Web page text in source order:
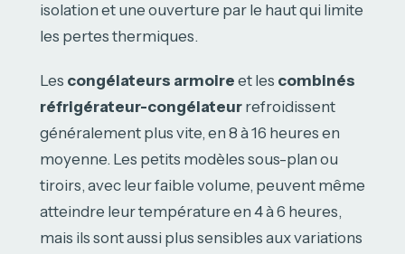
isolation et une ouverture par le haut qui limite
les pertes thermiques.
Les congélateurs armoire et les combinés
réfrigérateur-congélateur refroidissent
généralement plus vite, en 8 à 16 heures en
moyenne. Les petits modèles sous-plan ou
tiroirs, avec leur faible volume, peuvent même
atteindre leur température en 4 à 6 heures,
mais ils sont aussi plus sensibles aux variations